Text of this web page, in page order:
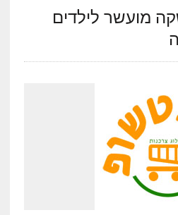
מועשר לילדים